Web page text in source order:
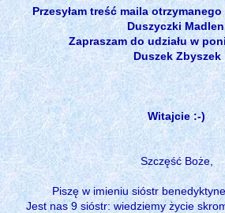
Przesyłam treść maila
Duszyczki
Zapraszam do udziału w
Duszek Zbyszek
Witajcie :-)
Szczęść Boże,
Piszę w imieniu sióstr
Jest nas 9 sióstr: wiedziemy życie